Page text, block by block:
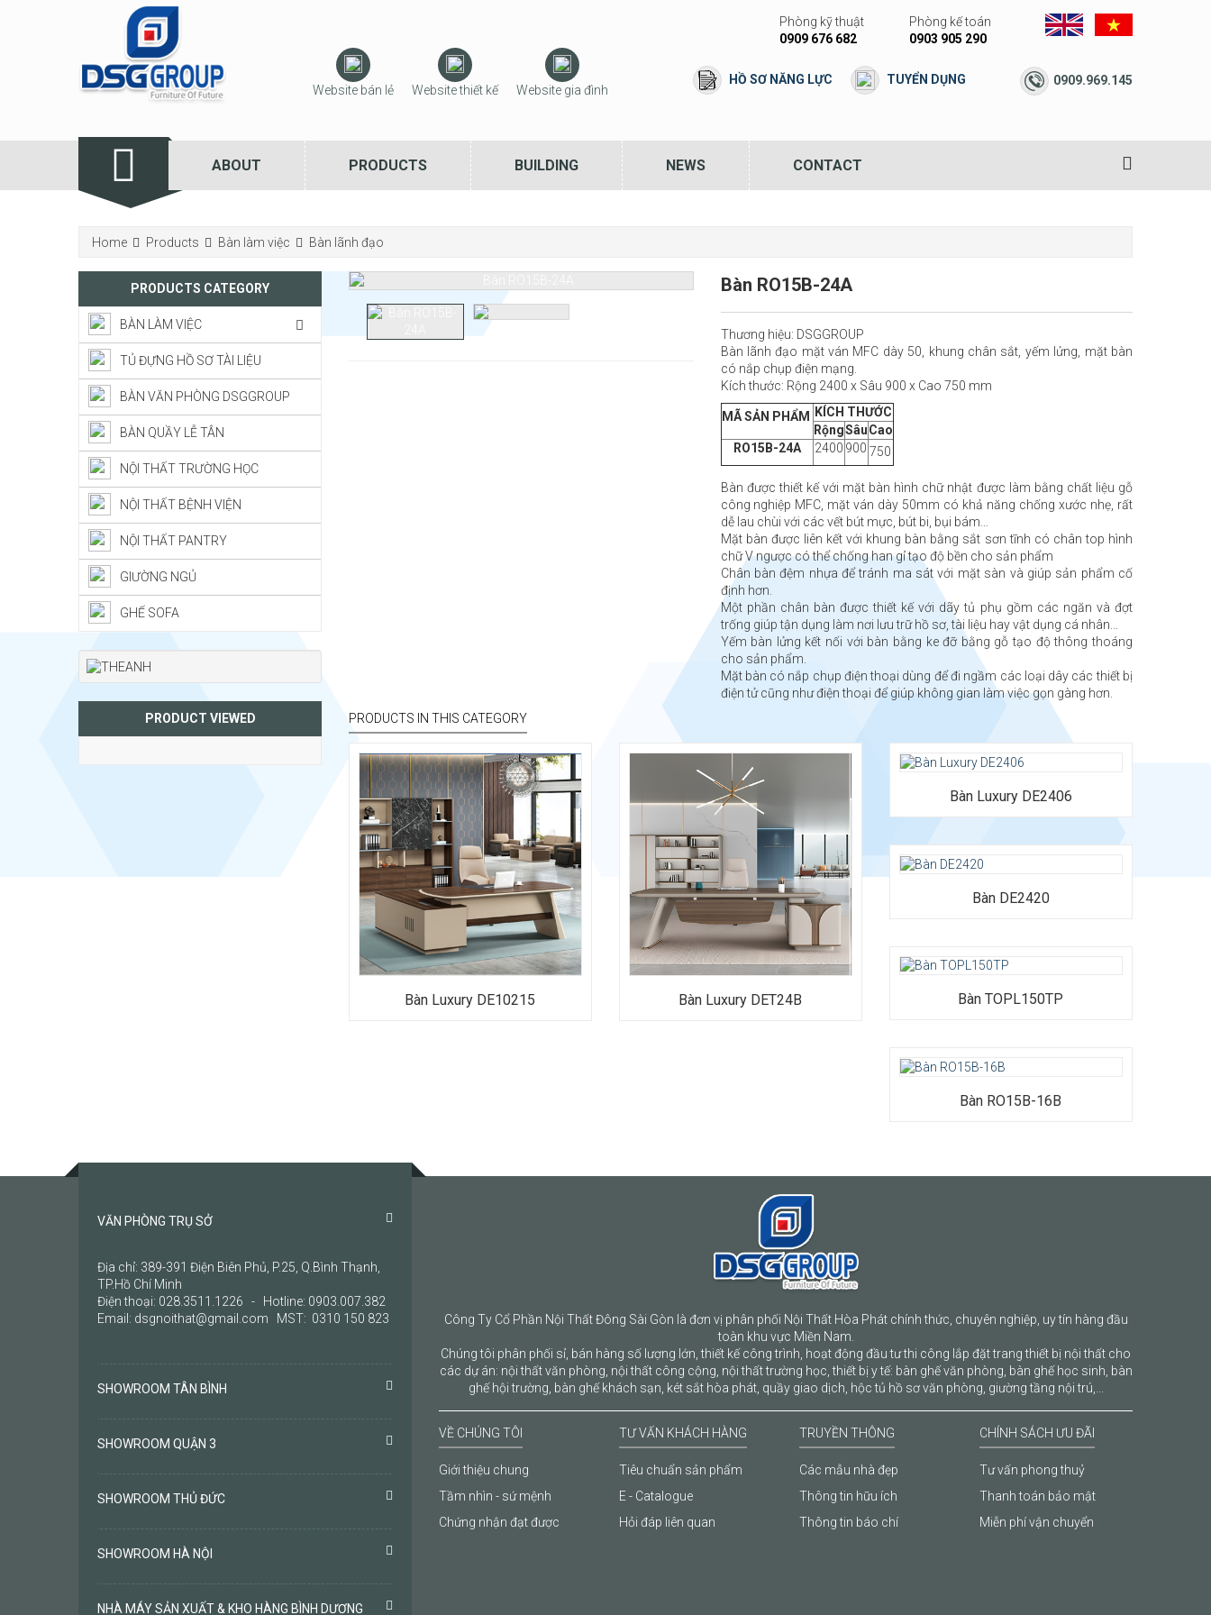
Phòng kỹ thuật
0909 676 682
Phòng kế toán
0903 905 290
0909.969.145
HỒ SƠ NĂNG LỰC TUYỂN DỤNG
Website bán lẻ Website thiết kế Website gia đình
ABOUT PRODUCTS BUILDING NEWS CONTACT
Home Products Bàn làm việc Bàn lãnh đạo
Bàn RO15B-24A
Thương hiệu: DSGGROUP
Bàn lãnh đạo mặt ván MFC dày 50, khung chân sắt, yếm lửng, mặt bàn
có nắp chụp điện mạng.
Kích thước: Rộng 2400 x Sâu 900 x Cao 750 mm
MÃ SẢN PHẨM
KÍCH THƯỚC
RộngSâuCao
RO15B-24A
2400 900 750
Bàn được thiết kế với mặt bàn hình chữ nhật được làm bằng chất liệu gỗ
công nghiệp MFC, mặt ván dày 50mm có khả năng chống xước nhẹ, rất
dễ lau chùi với các vết bút mực, bút bi, bụi bám…
Mặt bàn được liên kết với khung bàn bằng sắt sơn tĩnh có chân top hình
chữ V ngược có thể chống han gỉ tạo độ bền cho sản phẩm
Chân bàn đệm nhựa để tránh ma sát với mặt sàn và giúp sản phẩm cố
định hơn.
Một phần chân bàn được thiết kế với dãy tủ phụ gồm các ngăn và đợt
trống giúp tận dụng làm nơi lưu trữ hồ sơ, tài liệu hay vật dụng cá nhân...
Yếm bàn lửng kết nối với bàn bằng ke đỡ bằng gỗ tạo độ thông thoáng
cho sản phẩm.
Mặt bàn có nắp chụp điện thoại dùng để đi ngầm các loại dây các thiết bị
điện tử cũng như điện thoại để giúp không gian làm việc gọn gàng hơn.
PRODUCTS IN THIS CATEGORY
Bàn Luxury DE10215 Bàn Luxury DET24B
Bàn Luxury DE2406
Bàn DE2420
Bàn TOPL150TP
Bàn RO15B-16B
PRODUCTS CATEGORY
BÀN LÀM VIỆC
TỦ ĐỰNG HỒ SƠ TÀI LIỆU
BÀN VĂN PHÒNG DSGGROUP
BÀN QUẦY LỄ TÂN
NỘI THẤT TRƯỜNG HỌC
NỘI THẤT BỆNH VIỆN
NỘI THẤT PANTRY
GIƯỜNG NGỦ
GHẾ SOFA
PRODUCT VIEWED
VĂN PHÒNG TRỤ SỞ
Địa chỉ: 389-391 Điện Biên Phủ, P.25, Q.Bình Thạnh,
TP.Hồ Chí Minh
Điện thoại: 028.3511.1226 - Hotline: 0903.007.382
Email: dsgnoithat@gmail.com MST: 0310 150 823
SHOWROOM TÂN BÌNH
SHOWROOM QUẬN 3
SHOWROOM THỦ ĐỨC
SHOWROOM HÀ NỘI
NHÀ MÁY SẢN XUẤT & KHO HÀNG BÌNH DƯƠNG
Công Ty Cổ Phần Nội Thất Đông Sài Gòn là đơn vị phân phối Nội Thất Hòa Phát chính thức, chuyên nghiệp, uy tín hàng đầu
toàn khu vực Miền Nam.
Chúng tôi phân phối sỉ, bán hàng số lượng lớn, thiết kế công trình, hoạt động đầu tư thi công lắp đặt trang thiết bị nội thất cho
các dự án: nội thất văn phòng, nội thất công cộng, nội thất trường học, thiết bị y tế: bàn ghế văn phòng, bàn ghế học sinh, bàn
ghế hội trường, bàn ghế khách sạn, két sắt hòa phát, quầy giao dịch, hộc tủ hồ sơ văn phòng, giường tầng nội trú,...
VỀ CHÚNG TÔI
Giới thiệu chung
Tầm nhìn - sứ mệnh
Chứng nhận đạt được
TƯ VẤN KHÁCH HÀNG
Tiêu chuẩn sản phẩm
E - Catalogue
Hỏi đáp liên quan
TRUYỀN THÔNG
Các mẫu nhà đẹp
Thông tin hữu ích
Thông tin báo chí
CHÍNH SÁCH ƯU ĐÃI
Tư vấn phong thuỷ
Thanh toán bảo mật
Miễn phí vận chuyển